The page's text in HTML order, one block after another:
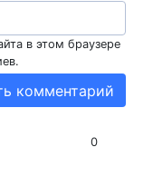
в этом браузере
0